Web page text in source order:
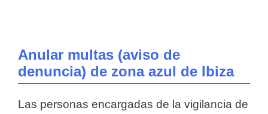
Anular multas (aviso de
denuncia) de zona azul de Ibiza
Las personas encargadas de la vigilancia de